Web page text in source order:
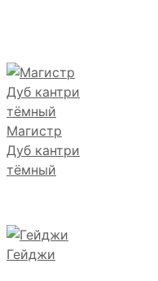
Магистр
Дуб кантри
тёмный
Гейджи